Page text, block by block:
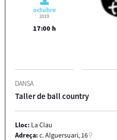
octubre
2019
17:00 h
DANSA
Taller de ball country
Lloc: La Clau
Adreça:c. Alguersuari, 16